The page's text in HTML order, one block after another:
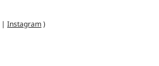
|Instagram)